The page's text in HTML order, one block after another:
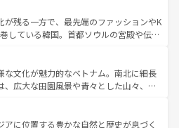
なお、新着のハワイ情報
を参照してほしい。
ィも充実しており、サーフィンやダイ
グなど、アウトドア好きにはたまらな
アの多彩な魅力を存分に味わいつくそ
地帯である台湾東部など、都市の喧騒
共存しており、訪れる人に新しい発見と
くれる。また、奥深い台湾の食文化も魅
スイーツなど、バラエティ豊かな料理
える。 なお、新着の台湾情報は コンテンツ一覧を参
が残る一方で、最先端のファッションやK
している韓国。首都ソウルの宮殿や伝統
せば四季折々の自然美を楽しむことが
キムチや焼肉、絶品のストリートフード
韓国料理が待っている。夜には、韓国な
がら、韓国の多彩な魅力を心ゆくまで味
わってみてほしい。 なお、新着の韓国情報はコンテンツ一
な文化が魅力的なベトナム。南北に細長
、広大な田園風景や青々とした山々、世
伝統が息づく。ハノイの古い町並みやホ
ンス統治時代の建物も、独特の雰囲気を
アに位置する豊かな自然と歴史が息づく